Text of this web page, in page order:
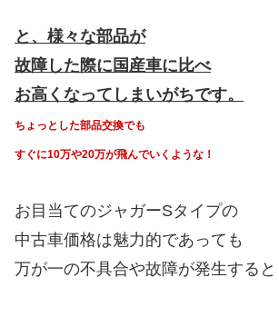
と、様々な部品が
故障した際に国産車に比べ
お高くなってしまいがちです。
ちょっとした部品交換でも
すぐに10万や20万が飛んでいくような！
お目当てのジャガーSタイプの
中古車価格は魅力的であっても
万が一の不具合や故障が発生すると